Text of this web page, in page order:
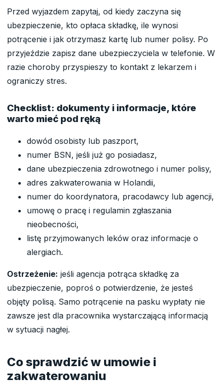
Przed wyjazdem zapytaj, od kiedy zaczyna się
ubezpieczenie, kto opłaca składkę, ile wynosi
potrącenie i jak otrzymasz kartę lub numer polisy. Po
przyjeździe zapisz dane ubezpieczyciela w telefonie. W
razie choroby przyspieszy to kontakt z lekarzem i
ograniczy stres.
Checklist: dokumenty i informacje, które
warto mieć pod ręką
dowód osobisty lub paszport,
numer BSN, jeśli już go posiadasz,
dane ubezpieczenia zdrowotnego i numer polisy,
adres zakwaterowania w Holandii,
numer do koordynatora, pracodawcy lub agencji,
umowę o pracę i regulamin zgłaszania
nieobecności,
listę przyjmowanych leków oraz informacje o
alergiach.
Ostrzeżenie: jeśli agencja potrąca składkę za
ubezpieczenie, poproś o potwierdzenie, że jesteś
objęty polisą. Samo potrącenie na pasku wypłaty nie
zawsze jest dla pracownika wystarczającą informacją
w sytuacji nagłej.
Co sprawdzić w umowie i
zakwaterowaniu